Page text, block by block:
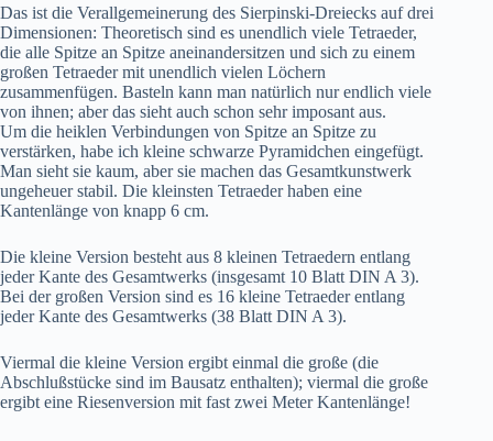
Das ist die Verallgemeinerung des Sierpinski-Dreiecks auf drei
Dimensionen: Theoretisch sind es unendlich viele Tetraeder,
die alle Spitze an Spitze aneinandersitzen und sich zu einem
großen Tetraeder mit unendlich vielen Löchern
zusammenfügen. Basteln kann man natürlich nur endlich viele
von ihnen; aber das sieht auch schon sehr imposant aus.
Um die heiklen Verbindungen von Spitze an Spitze zu
verstärken, habe ich kleine schwarze Pyramidchen eingefügt.
Man sieht sie kaum, aber sie machen das Gesamtkunstwerk
ungeheuer stabil. Die kleinsten Tetraeder haben eine
Kantenlänge von knapp 6 cm.
Die kleine Version besteht aus 8 kleinen Tetraedern entlang
jeder Kante des Gesamtwerks (insgesamt 10 Blatt DIN A 3).
Bei der großen Version sind es 16 kleine Tetraeder entlang
jeder Kante des Gesamtwerks (38 Blatt DIN A 3).
Viermal die kleine Version ergibt einmal die große (die
Abschlußstücke sind im Bausatz enthalten); viermal die große
ergibt eine Riesenversion mit fast zwei Meter Kantenlänge!